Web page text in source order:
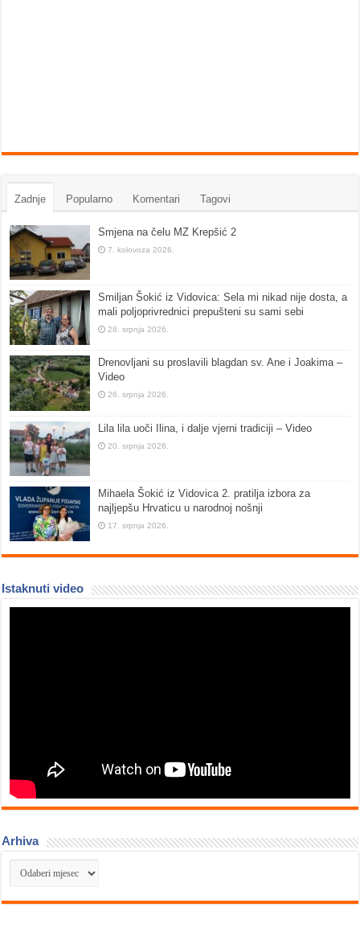
Zadnje Popularno Komentari Tagovi
Smjena na čelu MZ Krepšić 2
7. kolovoza 2026.
Smiljan Šokić iz Vidovica: Sela mi nikad nije dosta, a
mali poljoprivrednici prepušteni su sami sebi
28. srpnja 2026.
Drenovljani su proslavili blagdan sv. Ane i Joakima –
Video
26. srpnja 2026.
Lila lila uoči Ilina, i dalje vjerni tradiciji – Video
20. srpnja 2026.
Mihaela Šokić iz Vidovica 2. pratilja izbora za
najljepšu Hrvaticu u narodnoj nošnji
17. srpnja 2026.
Istaknuti video
Arhiva
Arhiva